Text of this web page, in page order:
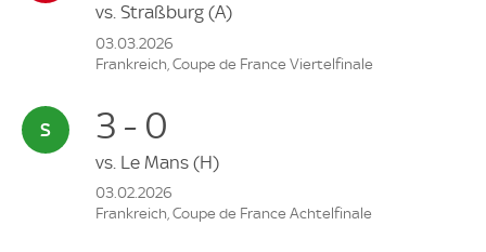
vs. Straßburg (A)
03.03.2026
Frankreich, Coupe de France Viertelfinale
3 - 0
vs. Le Mans (H)
03.02.2026
Frankreich, Coupe de France Achtelfinale